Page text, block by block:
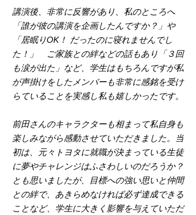
講演後、非常に反響があり、私のところへ
「誰が彼の講演を企画したんですか？」や
「居眠りOK！ だったのに寝れませんでし
た！」 ご家族との絆などの話もあり「３回
も涙が出た」など、学生はもちろんですが私
が声掛けをしたメンバーも非常に感銘を受け
らていることを実感し私も嬉しかったです。
前田さんのキャラクターも相まって私自身も
楽しみながら感動させていただきました。当
初は、元々トヨタに就職が決まっている生徒
に夢やチャレンジはふさわしいのだろうか？
とも思いましたが、目標への強い思いと仲間
との絆で、あきらめなければ必ず達成できる
ことなど、学生に大きく影響を与えていただ